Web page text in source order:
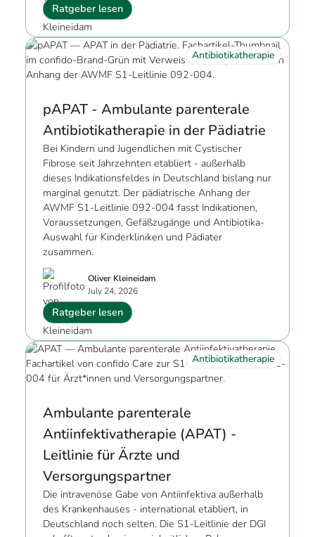
Ratgeber lesen
Antibiotikatherapie
pAPAT - Ambulante parenterale
Antibiotikatherapie in der Pädiatrie
Bei Kindern und Jugendlichen mit Cystischer
Fibrose seit Jahrzehnten etabliert - außerhalb
dieses Indikationsfeldes in Deutschland bislang nur
marginal genutzt. Der pädiatrische Anhang der
AWMF S1-Leitlinie 092-004 fasst Indikationen,
Voraussetzungen, Gefäßzugänge und Antibiotika-
Auswahl für Kinderkliniken und Pädiater
zusammen.
Oliver Kleineidam
July 24, 2026
Ratgeber lesen
Antibiotikatherapie
Ambulante parenterale
Antiinfektivatherapie (APAT) -
Leitlinie für Ärzte und
Versorgungspartner
Die intravenöse Gabe von Antiinfektiva außerhalb
des Krankenhauses - international etabliert, in
Deutschland noch selten. Die S1-Leitlinie der DGI